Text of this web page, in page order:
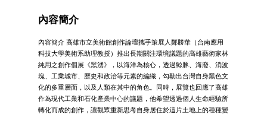
內容簡介
內容簡介 高雄市立美術館創作論壇攜手策展人鄭勝華（台南應用
科技大學美術系助理教授）推出長期關注環境議題的高雄藝術家林
純用之創作個展《黑湧》，以海洋為核心，透過鯨豚、海廢、消波
塊、工業城市、歷史和政治等元素的編織，勾勒出台灣自身黑色文
化的多重層面，以及人類在其中的角色。同時，展覽也回應了高雄
作為現代工業和石化產業中心的議題，他希望透過個人生命經驗所
轉化而成的創作，讓觀眾重新思考自身居住於這片土地上的種種變